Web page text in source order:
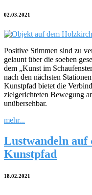
02.03.2021
Positive Stimmen sind zu
gelaunt über die soeben
dem „Kunst im
nach den nächsten
Kunstpfad bietet die
zielgerichteten Bewegung
unübersehbar.
mehr...
Lustwandeln
Kunstpfad
18.02.2021